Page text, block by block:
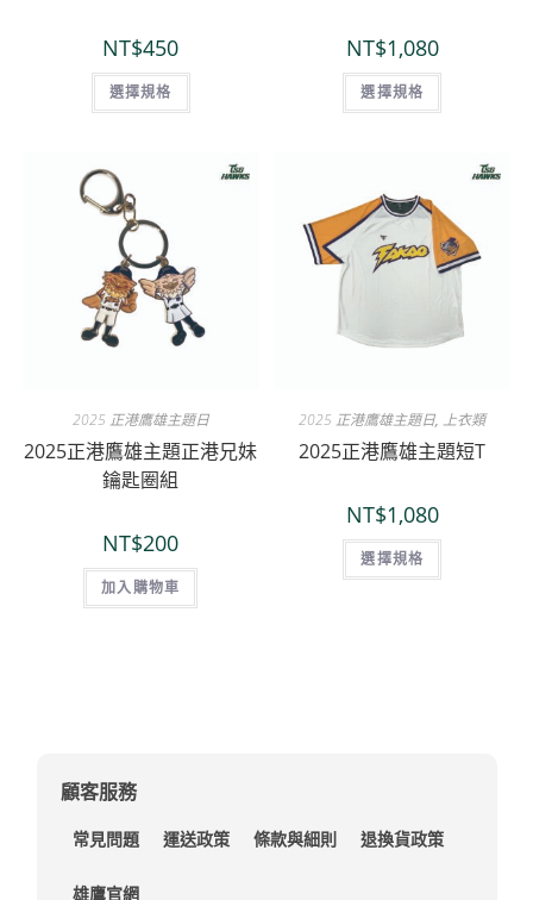
NT$450
選擇規格
NT$1,080
選擇規格
2025 正港鷹雄主題日
2025正港鷹雄主題正港兄妹
鑰匙圈組
NT$200
加入購物車
2025 正港鷹雄主題日, 上衣類
2025正港鷹雄主題短T
NT$1,080
選擇規格
顧客服務
常見問題 運送政策 條款與細則 退換貨政策
雄鷹官網